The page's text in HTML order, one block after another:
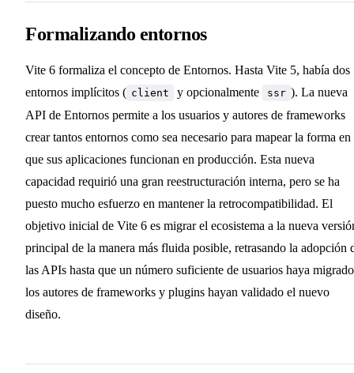
Formalizando entornos
Vite 6 formaliza el concepto de Entornos. Hasta Vite 5, había dos
entornos implícitos ( client y opcionalmente ssr ). La nueva
API de Entornos permite a los usuarios y autores de frameworks
crear tantos entornos como sea necesario para mapear la forma en
que sus aplicaciones funcionan en producción. Esta nueva
capacidad requirió una gran reestructuración interna, pero se ha
puesto mucho esfuerzo en mantener la retrocompatibilidad. El
objetivo inicial de Vite 6 es migrar el ecosistema a la nueva
principal de la manera más fluida posible, retrasando la adopción
las APIs hasta que un número suficiente de usuarios haya
los autores de frameworks y plugins hayan validado el nuevo
diseño.